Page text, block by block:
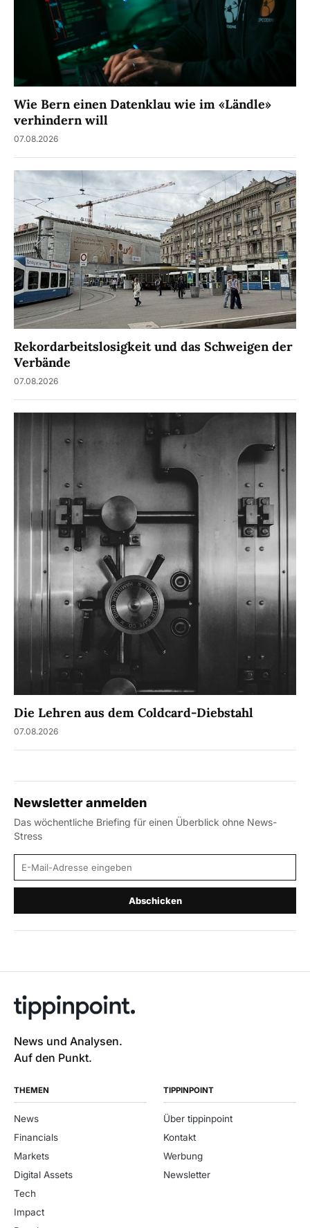
Wie Bern einen Datenklau wie im «Ländle»
verhindern will
07.08.2026
Rekordarbeitslosigkeit und das Schweigen der
Verbände
07.08.2026
Die Lehren aus dem Coldcard-Diebstahl
07.08.2026
Newsletter anmelden
Das wöchentliche Briefing für einen Überblick ohne News-
Stress
E-Mail-Adresse
Abschicken
News und Analysen.
Auf den Punkt.
THEMEN
News
Financials
Markets
Digital Assets
Tech
Impact
TIPPINPOINT
Über tippinpoint
Kontakt
Werbung
Newsletter